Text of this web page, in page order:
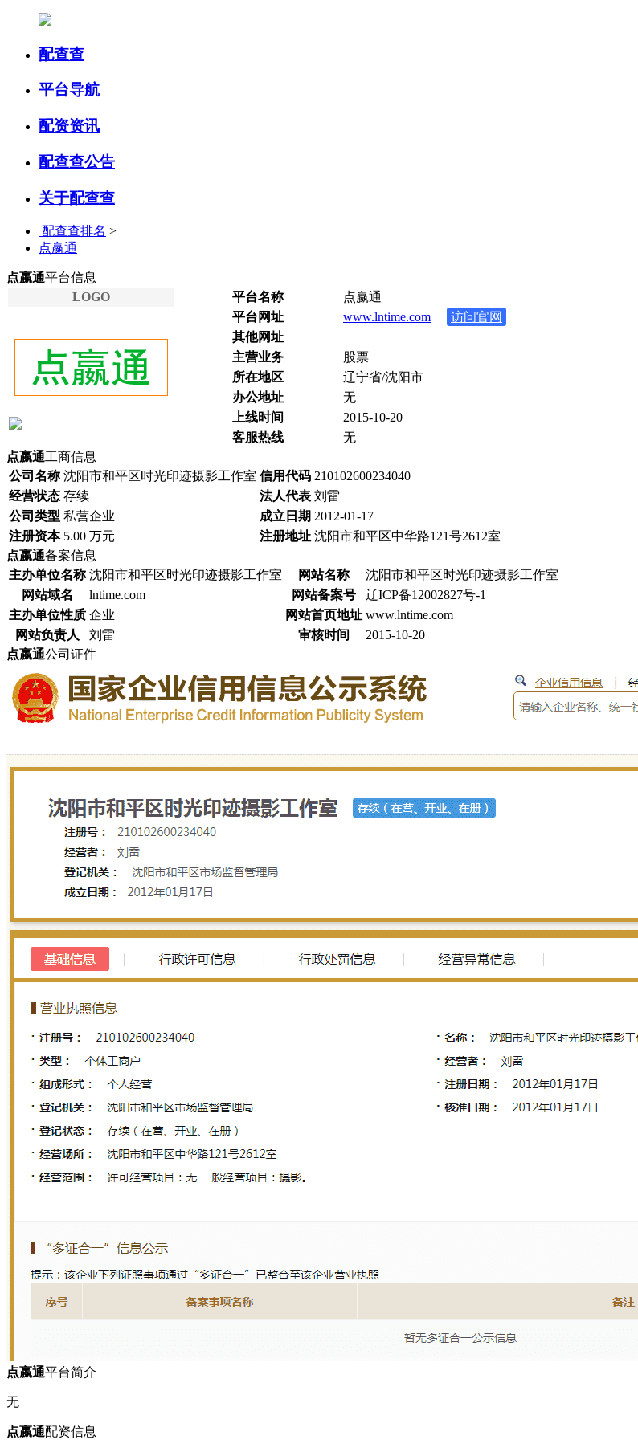
配查查
平台导航
配资资讯
配查查公告
关于配查查
配查查排名 >
点嬴通
点嬴通平台信息
LOGO
平台名称
点嬴通
平台网址
www.lntime.com
访问官网
其他网址
主营业务
股票
所在地区
辽宁省/沈阳市
办公地址
无
上线时间
2015-10-20
客服热线
无
点嬴通工商信息
公司名称 沈阳市和平区时光印迹摄影工作室 信用代码 210102600234040
经营状态 存续 法人代表 刘雷
公司类型 私营企业 成立日期 2012-01-17
注册资本 5.00 万元 注册地址 沈阳市和平区中华路121号2612室
点嬴通备案信息
主办单位名称 沈阳市和平区时光印迹摄影工作室 网站名称
沈阳市和平区时光印迹摄影工作室
网站域名
lntime.com 网站备案号
辽ICP备12002827号-1
主办单位性质 企业 网站首页地址 www.lntime.com
网站负责人
刘雷 审核时间
2015-10-20
点嬴通公司证件
点嬴通平台简介
无
点嬴通配资信息